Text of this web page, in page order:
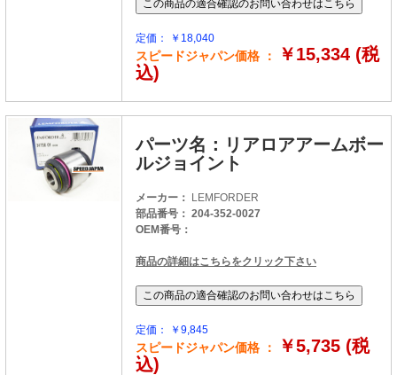
定価： ￥18,040
スピードジャパン価格 ：
￥15,334 (税
込)
パーツ名：リアロアアームボー
ルジョイント
メーカー： LEMFORDER
部品番号： 204-352-0027
OEM番号：
商品の詳細はこちらをクリック下さい
定価： ￥9,845
スピードジャパン価格 ：
￥5,735 (税
込)